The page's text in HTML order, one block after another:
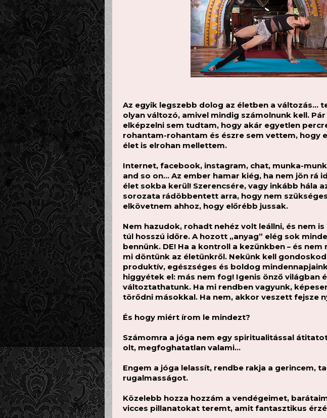
Az egyik legszebb dolog az életben a változás…
olyan változó, amivel mindig számolnunk kell.
elképzelni sem tudtam, hogy akár egyetlen
rohantam-rohantam és észre sem vettem, hogy
élet is elrohan mellettem.
Internet, facebook, instagram, chat, munka-
and so on… Az ember hamar kiég, ha nem jön rá
élet sokba kerül! Szerencsére, vagy inkább hála
sorozata rádöbbentett arra, hogy nem
elkövetnem ahhoz, hogy előrébb jussak.
Nem hazudok, rohadt nehéz volt leállni, és nem is
túl hosszú időre. A hozott „anyag” elég sok
bennünk. DE! Ha a kontroll a kezünkben – és
mi döntünk az életünkről. Nekünk kell
produktív, egészséges és boldog
higgyétek el: más nem fog! Igenis önző világban
változtathatunk. Ha mi rendben vagyunk,
törődni másokkal. Ha nem, akkor veszett fejsze
És hogy miért írom le mindezt?
Számomra a jóga nem egy spiritualitással
olt, megfoghatatlan valami…
Engem a jóga lelassít, rendbe rakja a gerincem,
rugalmasságot.
Közelebb hozza hozzám a vendégeimet,
vicces pillanatokat teremt, amit fantasztikus